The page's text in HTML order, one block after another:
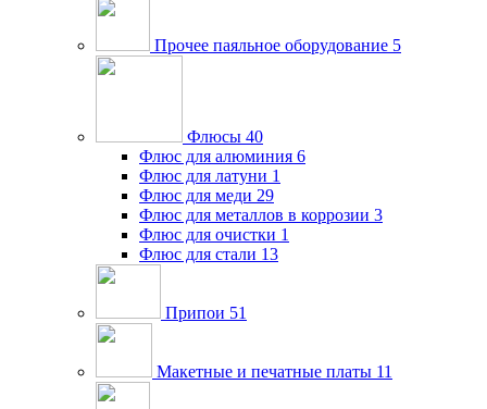
Прочее паяльное оборудование 5
Флюсы 40
Флюс для алюминия 6
Флюс для латуни 1
Флюс для меди 29
Флюс для металлов в коррозии 3
Флюс для очистки 1
Флюс для стали 13
Припои 51
Макетные и печатные платы 11